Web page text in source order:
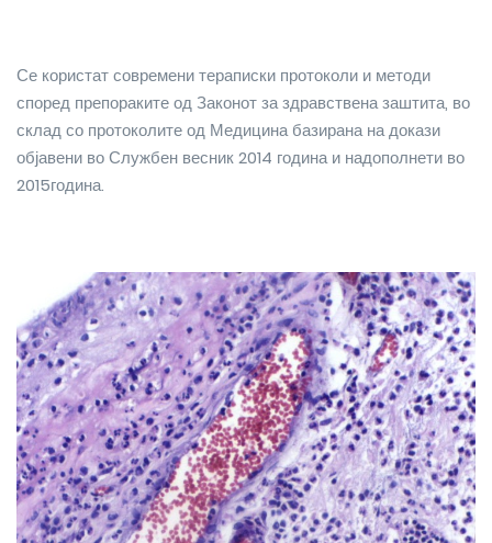
Се користат современи тераписки протоколи и методи
според препораките од Законот за здравствена заштита, во
склад со протоколите од Медицина базирана на докази
објавени во Службен весник 2014 година и надополнети во
2015година.